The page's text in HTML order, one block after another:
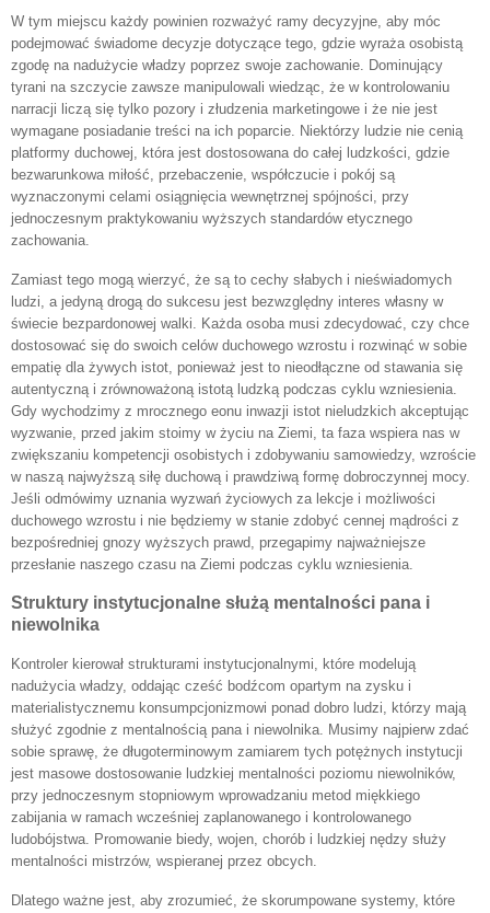
W tym miejscu każdy powinien rozważyć ramy decyzyjne, aby móc
podejmować świadome decyzje dotyczące tego, gdzie wyraża osobistą
zgodę na nadużycie władzy poprzez swoje zachowanie. Dominujący
tyrani na szczycie zawsze manipulowali wiedząc, że w kontrolowaniu
narracji liczą się tylko pozory i złudzenia marketingowe i że nie jest
wymagane posiadanie treści na ich poparcie. Niektórzy ludzie nie cenią
platformy duchowej, która jest dostosowana do całej ludzkości, gdzie
bezwarunkowa miłość, przebaczenie, współczucie i pokój są
wyznaczonymi celami osiągnięcia wewnętrznej spójności, przy
jednoczesnym praktykowaniu wyższych standardów etycznego
zachowania.
Zamiast tego mogą wierzyć, że są to cechy słabych i nieświadomych
ludzi, a jedyną drogą do sukcesu jest bezwzględny interes własny w
świecie bezpardonowej walki. Każda osoba musi zdecydować, czy chce
dostosować się do swoich celów duchowego wzrostu i rozwinąć w sobie
empatię dla żywych istot, ponieważ jest to nieodłączne od stawania się
autentyczną i zrównoważoną istotą ludzką podczas cyklu wzniesienia.
Gdy wychodzimy z mrocznego eonu inwazji istot nieludzkich akceptując
wyzwanie, przed jakim stoimy w życiu na Ziemi, ta faza wspiera nas w
zwiększaniu kompetencji osobistych i zdobywaniu samowiedzy, wzroście
w naszą najwyższą siłę duchową i prawdziwą formę dobroczynnej mocy.
Jeśli odmówimy uznania wyzwań życiowych za lekcje i możliwości
duchowego wzrostu i nie będziemy w stanie zdobyć cennej mądrości z
bezpośredniej gnozy wyższych prawd, przegapimy najważniejsze
przesłanie naszego czasu na Ziemi podczas cyklu wzniesienia.
Struktury instytucjonalne służą mentalności pana i
niewolnika
Kontroler kierował strukturami instytucjonalnymi, które modelują
nadużycia władzy, oddając cześć bodźcom opartym na zysku i
materialistycznemu konsumpcjonizmowi ponad dobro ludzi, którzy mają
służyć zgodnie z mentalnością pana i niewolnika. Musimy najpierw zdać
sobie sprawę, że długoterminowym zamiarem tych potężnych instytucji
jest masowe dostosowanie ludzkiej mentalności poziomu niewolników,
przy jednoczesnym stopniowym wprowadzaniu metod miękkiego
zabijania w ramach wcześniej zaplanowanego i kontrolowanego
ludobójstwa. Promowanie biedy, wojen, chorób i ludzkiej nędzy służy
mentalności mistrzów, wspieranej przez obcych.
Dlatego ważne jest, aby zrozumieć, że skorumpowane systemy, które